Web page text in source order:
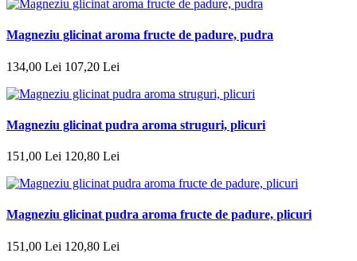
Magneziu glicinat aroma fructe de padure, pudra
134,00 Lei 107,20 Lei
Magneziu glicinat pudra aroma struguri, plicuri
151 ,00 Lei 120,80 Lei
Magneziu glicinat pudra aroma fructe de padure, plicuri
151 ,00 Lei 120,80 Lei